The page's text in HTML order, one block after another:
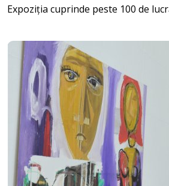
Expoziția cuprinde peste 100 de